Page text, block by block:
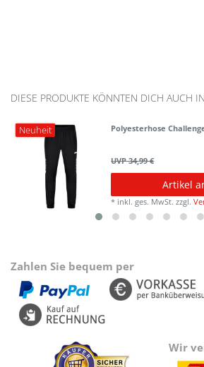
DIESE PRODUKTE KÖNNTEN DICH AUCH
Neuheit Polyesterhose
UVP 34,99 €
Artikel
* inkl. ges. MwSt. zzgl.
Zahlen Sie bequem per
Wir